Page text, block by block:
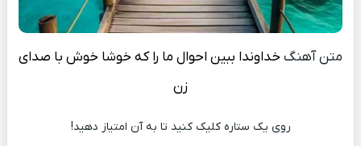
متن آهنگخداوندا ببین احوال ما را که خوشا خوش با صدای
زن
روی یک ستاره کلیک کنید تا به آن امتیاز دهید!